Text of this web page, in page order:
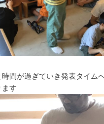
時間が過ぎていき発表タイム
ます